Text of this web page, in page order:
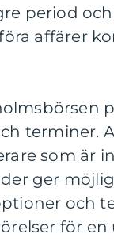
period
affärer
terminer.
som är
ger
och
för